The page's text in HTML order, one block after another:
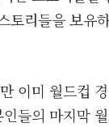
토리들을 보유
이미 월드컵
들의 마지막